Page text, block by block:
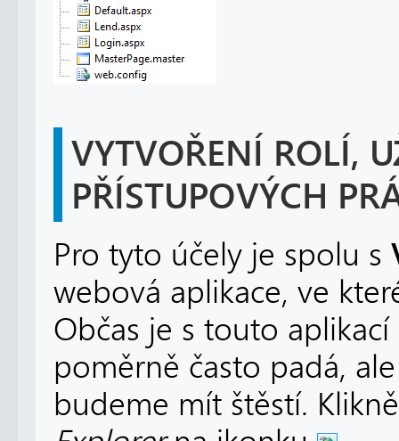
VYTVOŘENÍ ROLÍ,
PŘÍSTUPOVÝCH
Pro tyto účely je spolu s
webová aplikace, ve
Občas je s touto
poměrně často padá,
budeme mít štěstí.